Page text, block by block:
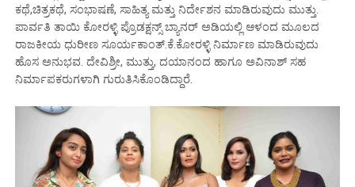
ಕಥೆ,ಚಿತ್ರಕಥೆ, ಸಂಭಾಷಣೆ, ಸಾಹಿತ್ಯ ಮತ್ತು ನಿರ್ದೇಶನ ಮಾಡಿರುವುದು ಮುತ್ತು.
ಪಾರ್ವತಿ ತಾಯಿ ಕೋರಳ್ಳಿ ಪ್ರೊಡಕ್ಷನ್ಸ್ ಬ್ಯಾನರ್ ಅಡಿಯಲ್ಲಿ ಆಳಂದ ಮೂಲದ
ರಾಜಕೀಯ ಧುರೀಣ ಸೂರ್ಯಕಾಂತ್.ಕೆ.ಕೋರಳ್ಳಿ ನಿರ್ಮಾಣ ಮಾಡಿರುವುದು
ಹೊಸ ಅನುಭವ. ದೇವಿಶ್ರೀ, ಮುತ್ತು, ದಯಾನಂದ ಹಾಗೂ ಅವಿನಾಶ್ ಸಹ
ನಿರ್ಮಾಪಕರುಗಳಾಗಿ ಗುರುತಿಸಿಕೊಂಡಿದ್ದಾರೆ.